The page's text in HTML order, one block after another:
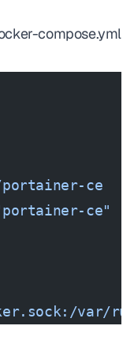
compose.yml
ce
ce"
var/